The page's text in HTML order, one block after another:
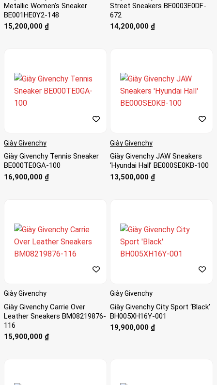
Metallic Women’s Sneaker
BE001HE0Y2-148
15,200,000 ₫
Street Sneakers BE0003E0DF-
672
14,200,000 ₫
Giày Givenchy
Giày Givenchy Tennis Sneaker
BE000TE0GA-100
16,900,000 ₫
Giày Givenchy
Giày Givenchy JAW Sneakers
‘Hyundai Hall’ BE000SE0KB-100
13,500,000 ₫
Giày Givenchy
Giày Givenchy Carrie Over
Leather Sneakers BM08219876-
116
15,900,000 ₫
Giày Givenchy
Giày Givenchy City Sport ‘Black’
BH005XH16Y-001
19,900,000 ₫